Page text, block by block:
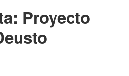
Proyecto